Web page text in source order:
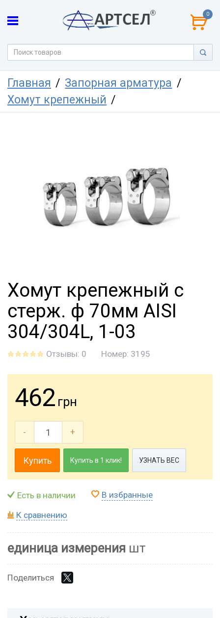
0
Главная
Запорная арматура
Хомут крепежный
Хомут крепежный с
стерж. ф 70мм AISI
304/304L, 1-03
Отзывы: 0 Номер: 3195
462 грн
- +
Купить Купить в 1 клик! УЗНАТЬ ВЕС
Есть в наличии В избранные
К сравнению
единица измерения шт
Поделиться